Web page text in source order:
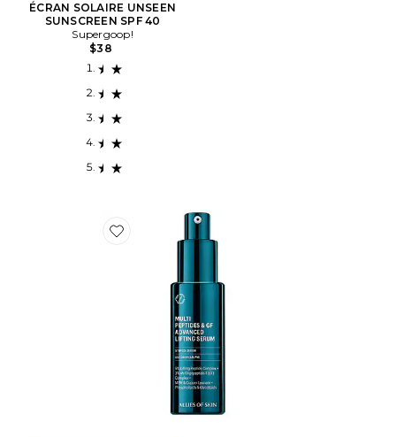
ÉCRAN SOLAIRE UNSEEN
SUNSCREEN SPF 40
Supergoop!
$38
Favorite SÉRUM MULTI PEPTIDES & GF ADVANCED